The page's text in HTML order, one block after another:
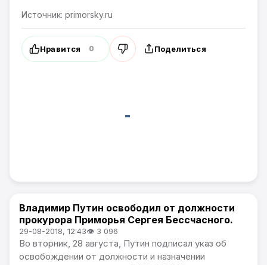
Источник: primorsky.ru
Нравится 0 Поделиться
Новости Приморского края
Владимир Путин освободил от должности
прокурора Приморья Сергея Бессчасного.
29-08-2018, 12:43👁 3 096
Во вторник, 28 августа, Путин подписал указ об
освобождении от должности и назначении